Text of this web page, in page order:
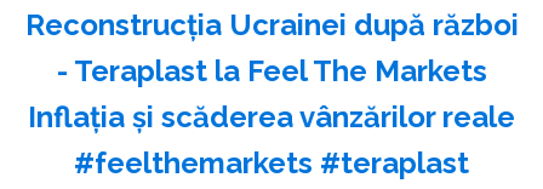
Reconstrucția Ucrainei după război
- Teraplast la Feel The Markets
Inflația și scăderea vânzărilor reale
#feelthemarkets #teraplast